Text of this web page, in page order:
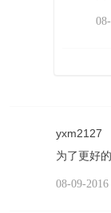
yxm2127
为了更好
08-09-2016